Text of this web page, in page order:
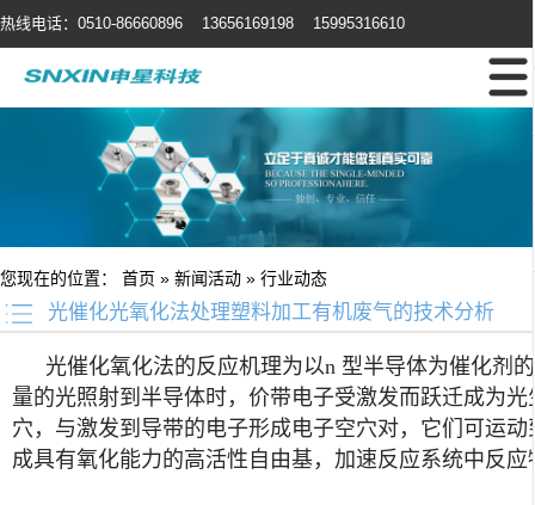
热线电话：0510-86660896 13656169198 15995316610
您现在的位置： 首页 » 新闻活动 » 行业动态
光催化光氧化法处理塑料加工有机废气的技术分析
光催化氧化法的反应机理为以n 型半导体为催化剂
量的光照射到半导体时，价带电子受激发而跃迁成为
穴，与激发到导带的电子形成电子空穴对，它们可运
成具有氧化能力的高活性自由基，加速反应系统中反